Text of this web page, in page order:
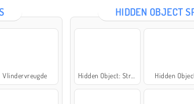
Vlindervreugde
HIDDEN OBJECT
Hidden